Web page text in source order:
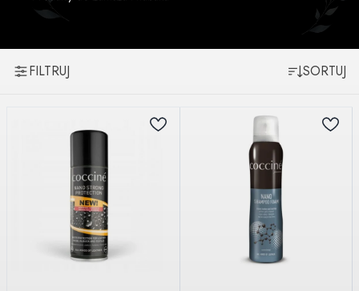
FILTRUJ SORTUJ